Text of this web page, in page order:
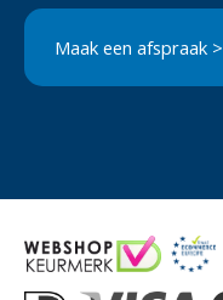
Maak een afspraak >